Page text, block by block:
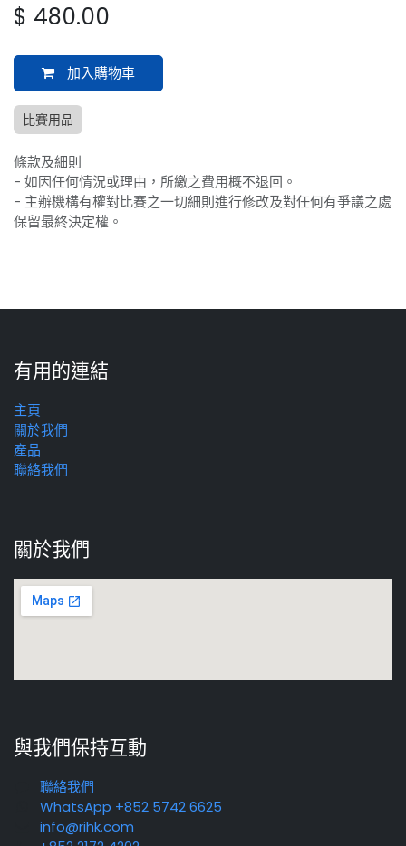
$ 480.00
加入購物車
比賽用品
條款及細則
- 如因任何情況或理由，所繳之費用概不退回。
- 主辦機構有權對比賽之一切細則進行修改及對任何有爭議之處
保留最終決定權。
有用的連結
主頁
關於我們
產品
聯絡我們
關於我們
與我們保持互動
聯絡我們
WhatsApp +852 5742 6625
info@rihk.com